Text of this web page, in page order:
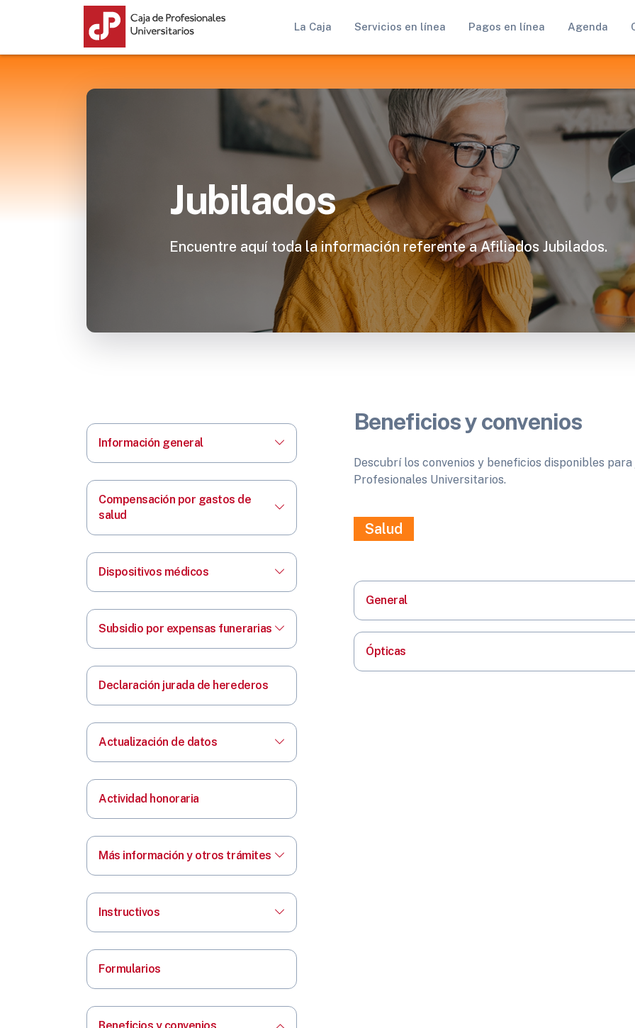
La Caja Servicios en línea Pagos en línea Agenda
Jubilados
Encuentre aquí toda la información referente a Afiliados Jubilados.
Información general
Compensación por gastos de
salud
Dispositivos médicos
Subsidio por expensas funerarias
Declaración jurada de herederos
Actualización de datos
Actividad honoraria
Más información y otros trámites
Instructivos
Formularios
Beneficios y convenios
Descubrí los convenios y beneficios disponibles
Profesionales Universitarios.
Salud
General
Ópticas